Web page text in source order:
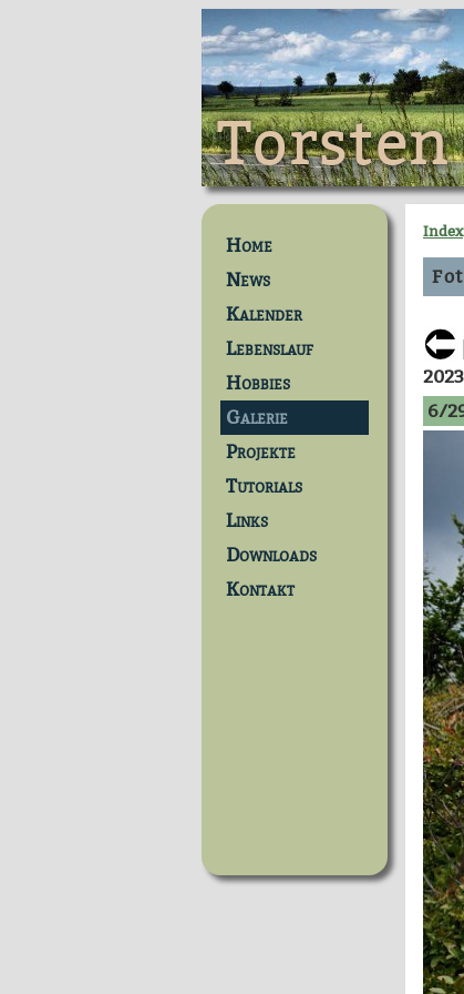
Home
News
Kalender
Lebenslauf
Hobbies
Galerie
Projekte
Tutorials
Links
Downloads
Kontakt
Index
6/